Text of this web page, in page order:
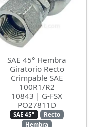
SAE 45° Hembra
Giratorio Recto
Crimpable SAE
100R1/R2
10843 | G-FSX
PO27811D
SAE 45°
Recto
Hembra